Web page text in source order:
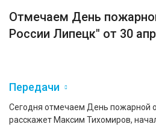
Отмечаем День
России Липецк" от 30
Передачи
Сегодня отмечаем День пожарной
расскажет Максим Тихомиров,